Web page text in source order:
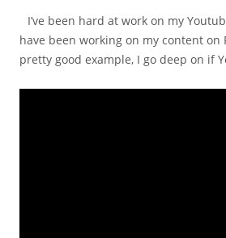
I’ve been hard at work on my
have been working on my content on
pretty good example, I go deep on if